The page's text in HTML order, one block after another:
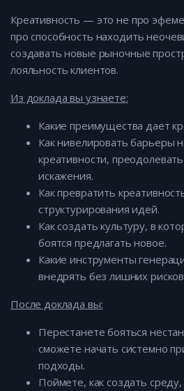
Креативность — это не про
про способность находить
создавать новые рыночные
лояльность клиентов.
Из доклада вы узнаете:
Какие преимущества дает
Как нивелировать барьеры
креативности,
искажения.
Как превратить
структурирования идей.
Как создать культуру, в
боятся предлагать новое.
Какие инструменты
внедрять без лишних
После доклада вы:
Перестанете бояться
сможете начать системно
подходы.
Поймете, как создать